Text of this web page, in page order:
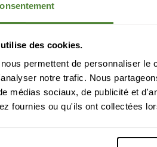
des cookies.
permettent de personnaliser
notre trafic. Nous
médias sociaux, de publicité et
fournies ou qu'ils ont collectées
l'humidité | séchage rapide |
au vent
animale